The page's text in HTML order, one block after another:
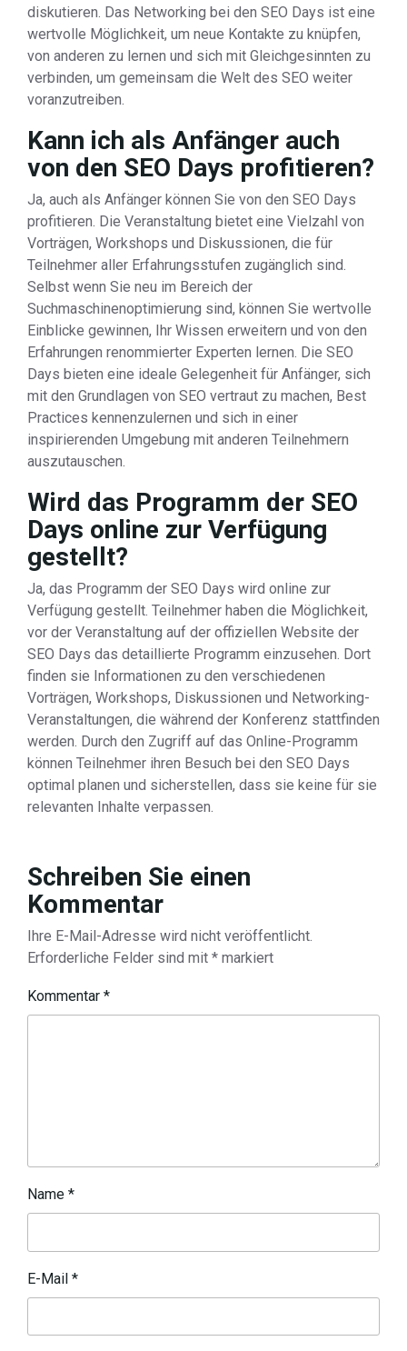
diskutieren. Das Networking bei den SEO Days ist eine
wertvolle Möglichkeit, um neue Kontakte zu knüpfen,
von anderen zu lernen und sich mit Gleichgesinnten zu
verbinden, um gemeinsam die Welt des SEO weiter
voranzutreiben.
Kann ich als Anfänger auch
von den SEO Days profitieren?
Ja, auch als Anfänger können Sie von den SEO Days
profitieren. Die Veranstaltung bietet eine Vielzahl von
Vorträgen, Workshops und Diskussionen, die für
Teilnehmer aller Erfahrungsstufen zugänglich sind.
Selbst wenn Sie neu im Bereich der
Suchmaschinenoptimierung sind, können Sie wertvolle
Einblicke gewinnen, Ihr Wissen erweitern und von den
Erfahrungen renommierter Experten lernen. Die SEO
Days bieten eine ideale Gelegenheit für Anfänger, sich
mit den Grundlagen von SEO vertraut zu machen, Best
Practices kennenzulernen und sich in einer
inspirierenden Umgebung mit anderen Teilnehmern
auszutauschen.
Wird das Programm der SEO
Days online zur Verfügung
gestellt?
Ja, das Programm der SEO Days wird online zur
Verfügung gestellt. Teilnehmer haben die Möglichkeit,
vor der Veranstaltung auf der offiziellen Website der
SEO Days das detaillierte Programm einzusehen. Dort
finden sie Informationen zu den verschiedenen
Vorträgen, Workshops, Diskussionen und Networking-
Veranstaltungen, die während der Konferenz stattfinden
werden. Durch den Zugriff auf das Online-Programm
können Teilnehmer ihren Besuch bei den SEO Days
optimal planen und sicherstellen, dass sie keine für sie
relevanten Inhalte verpassen.
Schreiben Sie einen
Kommentar
Ihre E-Mail-Adresse wird nicht veröffentlicht.
Erforderliche Felder sind mit * markiert
Kommentar *
Name *
E-Mail *